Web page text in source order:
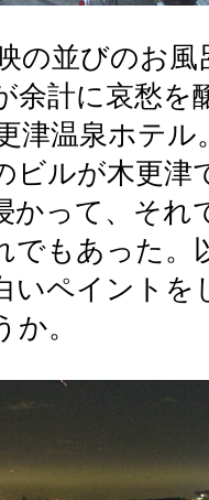
の並びのお
余計に哀愁を
津温泉ホテ
ビルが木更津
かって、それ
でもあった。
いペイントを
か。